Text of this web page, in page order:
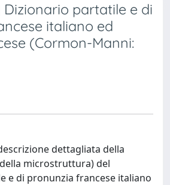
Dizionario partatile e di
italiano ed
(Cormon-Manni:
dettagliata della
microstruttura) del
e di pronunzia francese italiano